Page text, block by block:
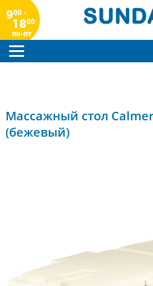
900 -
1800
пн-пт
Массажный стол
(бежевый)